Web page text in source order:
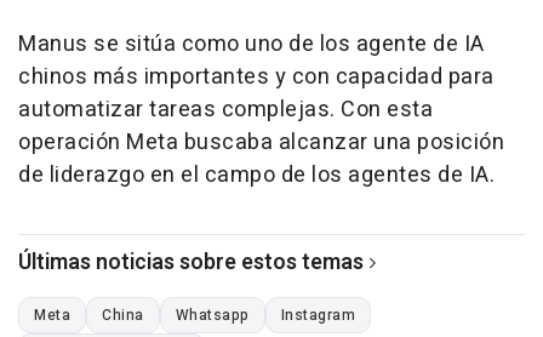
Manus se sitúa como uno de los agente de IA
chinos más importantes y con capacidad para
automatizar tareas complejas. Con esta
operación Meta buscaba alcanzar una posición
de liderazgo en el campo de los agentes de IA.
Últimas noticias sobre estos temas
Meta China Whatsapp
Instagram